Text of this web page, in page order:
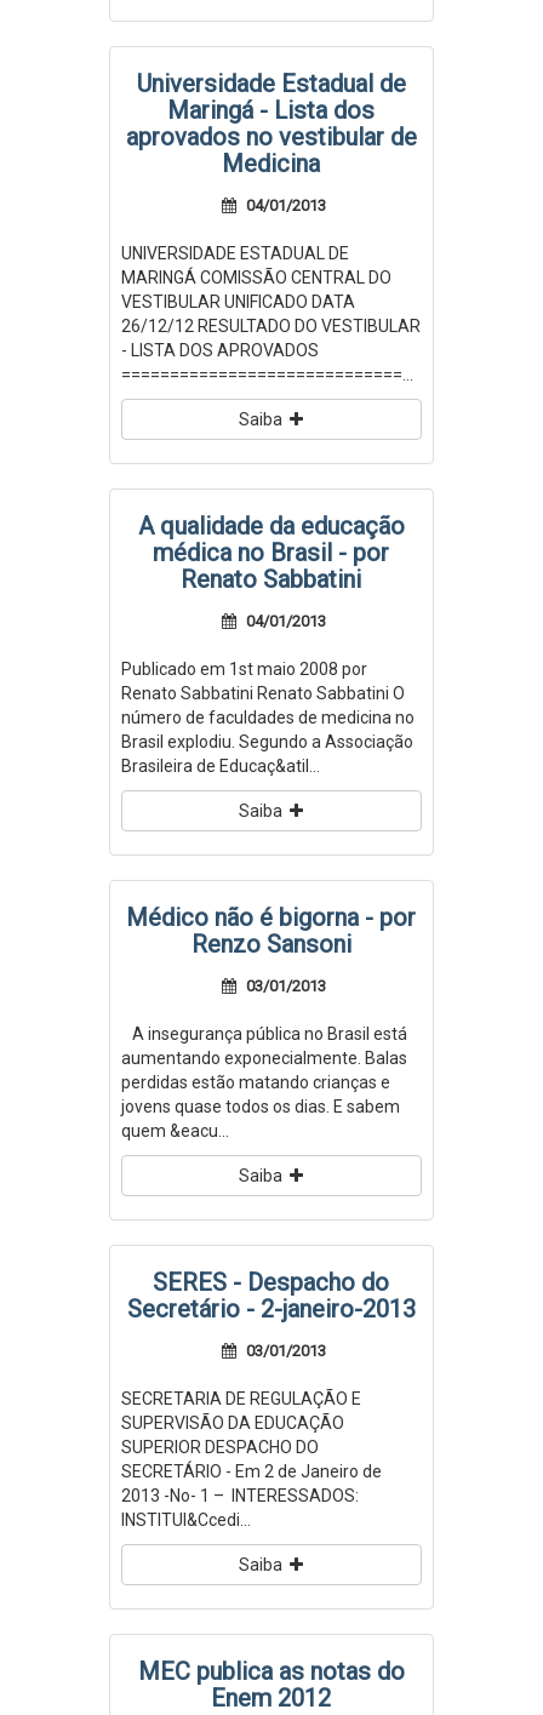
Universidade Estadual de
Maringá - Lista dos
aprovados no vestibular de
Medicina
04/01/2013
UNIVERSIDADE ESTADUAL DE
MARINGÁ COMISSÃO CENTRAL DO
VESTIBULAR UNIFICADO DATA
26/12/12 RESULTADO DO VESTIBULAR
- LISTA DOS APROVADOS
=============================...
Saiba
A qualidade da educação
médica no Brasil - por
Renato Sabbatini
04/01/2013
Publicado em 1st maio 2008 por
Renato Sabbatini Renato Sabbatini O
número de faculdades de medicina no
Brasil explodiu. Segundo a Associação
Brasileira de Educaç&atil...
Saiba
Médico não é bigorna - por
Renzo Sansoni
03/01/2013
A insegurança pública no Brasil está
aumentando exponecialmente. Balas
perdidas estão matando crianças e
jovens quase todos os dias. E sabem
quem &eacu...
Saiba
SERES - Despacho do
Secretário - 2-janeiro-2013
03/01/2013
SECRETARIA DE REGULAÇÃO E
SUPERVISÃO DA EDUCAÇÃO
SUPERIOR DESPACHO DO
SECRETÁRIO - Em 2 de Janeiro de
2013 -No- 1 – INTERESSADOS:
INSTITUI&Ccedi...
Saiba
MEC publica as notas do
Enem 2012